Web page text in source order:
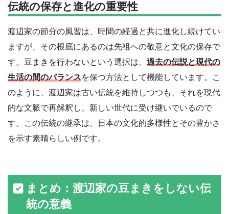
伝統の保存と進化の重要性
渡辺家の節分の風習は、時間の経過と共に進化し続けてい
ますが、その根底にあるのは先祖への敬意と文化の保存で
す。豆まきを行わないという選択は、 過去の伝説と現代の
生活の間のバランスを保つ方法として機能しています。こ
のように、渡辺家は古い伝統を維持しつつも、それを現代
的な文脈で再解釈し、新しい世代に受け継いでいるので
す。この伝統の継承は、日本の文化的多様性とその豊かさ
を示す素晴らしい例です。
まとめ：渡辺家の豆まきをしない伝
統の意義